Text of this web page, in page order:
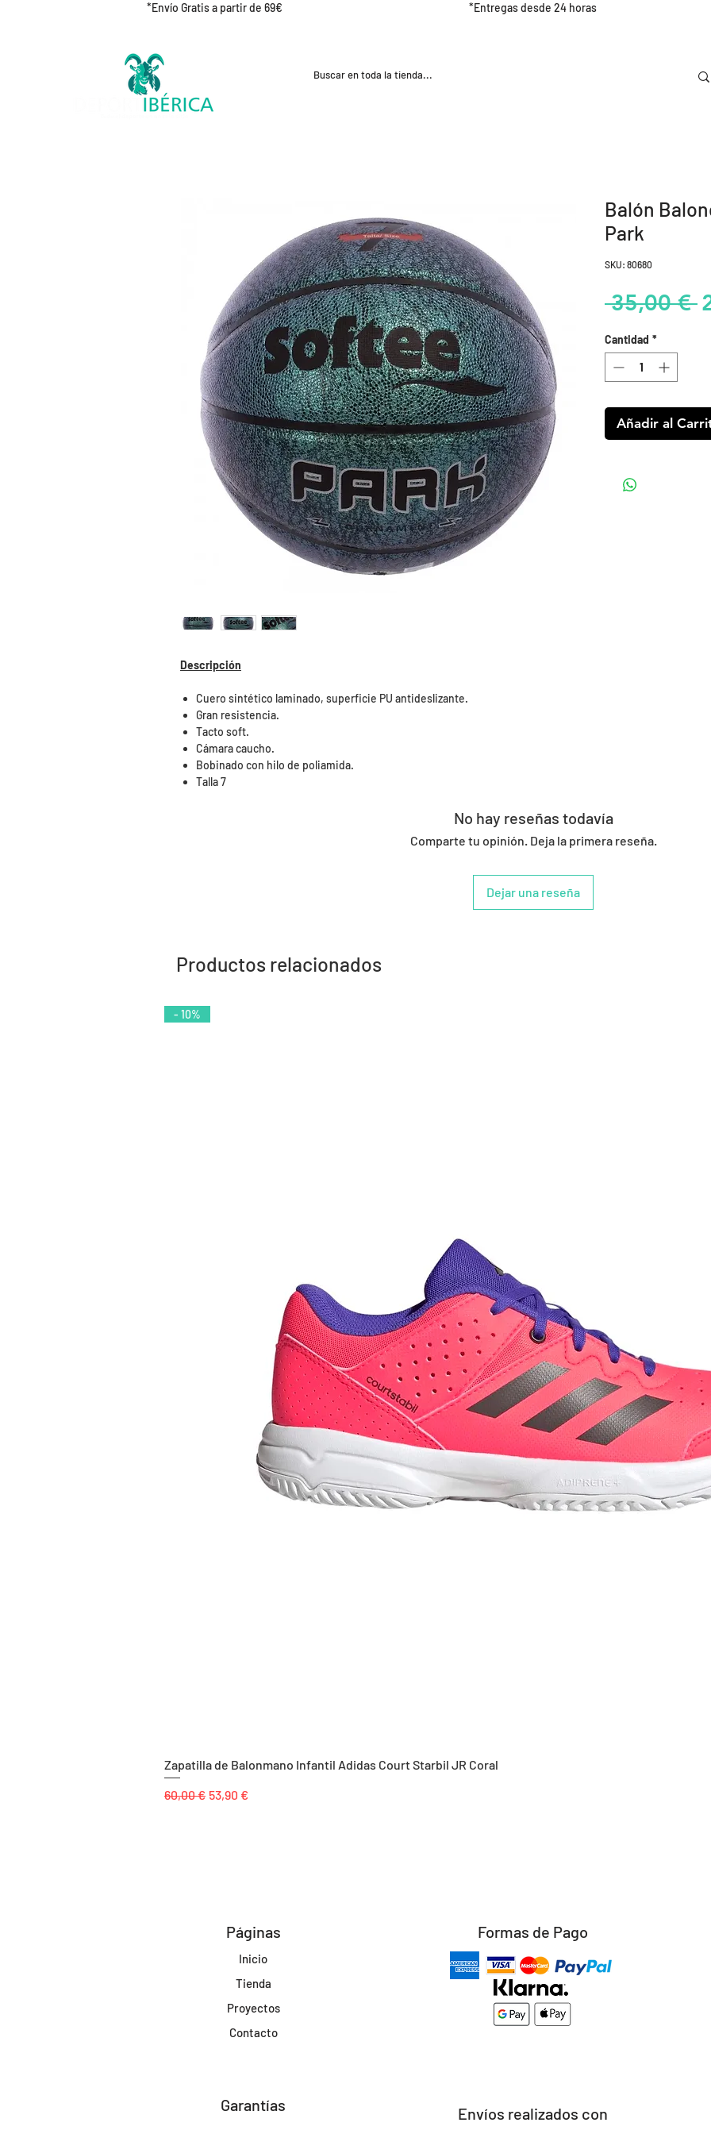
*Envío Gratis a partir de 69€ *Entregas desde 24 horas
Descripción
Cuero sintético laminado, superficie PU antideslizante.
Gran resistencia.
Tacto soft.
Cámara caucho.
Bobinado con hilo de poliamida.
Talla 7
Balón
Park
SKU: 80680
35,00 €
Cantidad *
Añadir al
No hay reseñas todavía
Comparte tu opinión. Deja la primera reseña.
Dejar una reseña
Productos relacionados
- 10%
Zapatilla de Balonmano Infantil Adidas Court Starbil JR Coral
Precio
60,00 € Precio de oferta
53,90 €
Páginas
Inicio
Tienda
Proyectos
Contacto
Garantías
Formas de Pago
Envíos realizados con